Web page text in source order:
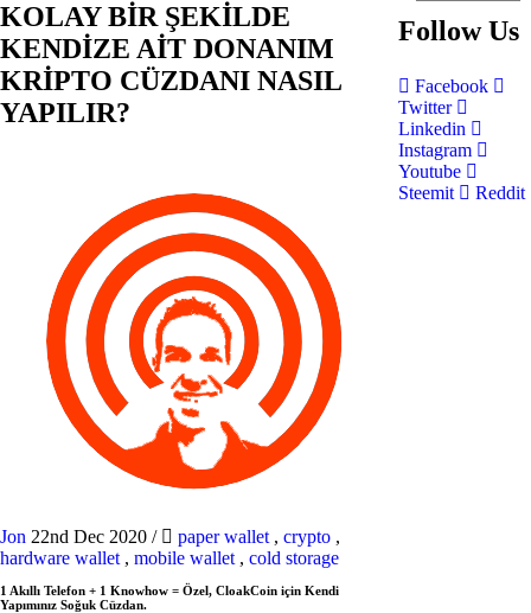
KOLAY BİR ŞEKİLDE
KENDİZE AİT DONANIM
KRİPTO CÜZDANI NASIL
YAPILIR?
Jon 22nd Dec 2020 / paper wallet , crypto ,
hardware wallet , mobile wallet , cold storage
1 Akıllı Telefon + 1 Knowhow = Özel, CloakCoin için Kendi
Yapımınız Soğuk Cüzdan.
Follow Us
Facebook
Twitter
Linkedin
Instagram
Youtube
Steemit
Reddit